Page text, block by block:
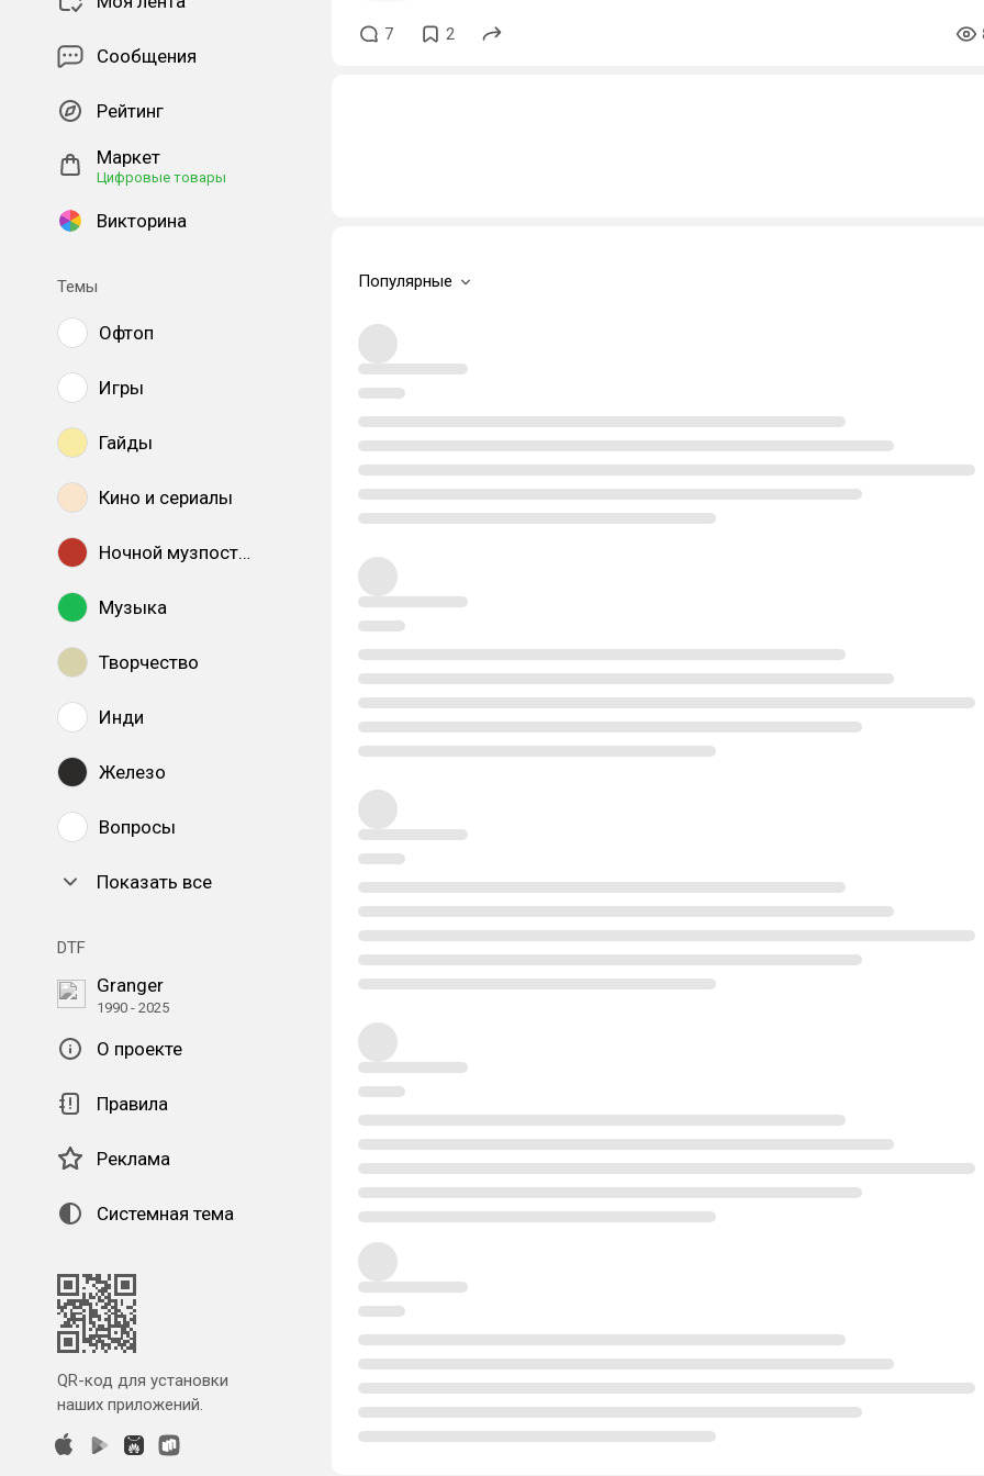
Сообщения
Рейтинг
Маркет
Цифровые товары
Викторина
Темы
Офтоп
Игры
Гайды
Кино и сериалы
Ночной музпостинг
Музыка
Творчество
Инди
Железо
Вопросы
Показать все
DTF
Granger
1990 - 2025
О проекте
Правила
Реклама
Системная тема
QR-код для установки
наших приложений.
7 2
Популярные